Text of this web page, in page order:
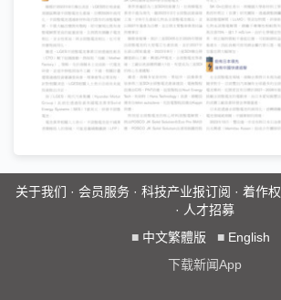
关于我们 · 会员服务· 科技产业报订阅 · 着作权
· 人才招募
■ 中文繁體版 ■ English
下载新闻App